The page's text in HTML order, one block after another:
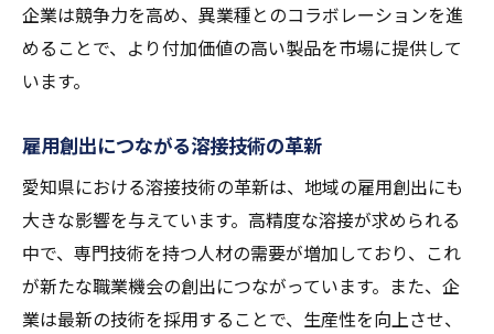
企業は競争力を高め、異業種とのコラボレーションを進
めることで、より付加価値の高い製品を市場に提供して
います。
雇用創出につながる溶接技術の革新
愛知県における溶接技術の革新は、地域の雇用創出にも
大きな影響を与えています。高精度な溶接が求められる
中で、専門技術を持つ人材の需要が増加しており、これ
が新たな職業機会の創出につながっています。また、企
業は最新の技術を採用することで、生産性を向上させ、